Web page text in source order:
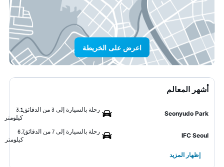
اعرض على الخريطة
أشهر المعالم
Seonyudo Park
رحلة بالسيارة إلى 3 من الدقائق
3.1
كيلومتر
IFC Seoul
رحلة بالسيارة إلى 7 من الدقائق
6.7
كيلومتر
إظهار المزيد